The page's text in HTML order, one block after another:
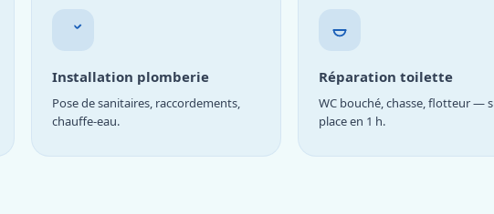
Installation plomberie
Pose de sanitaires, raccordements,
chauffe-eau.
Réparation toilette
WC bouché, chasse, flotteur —
place en 1 h.